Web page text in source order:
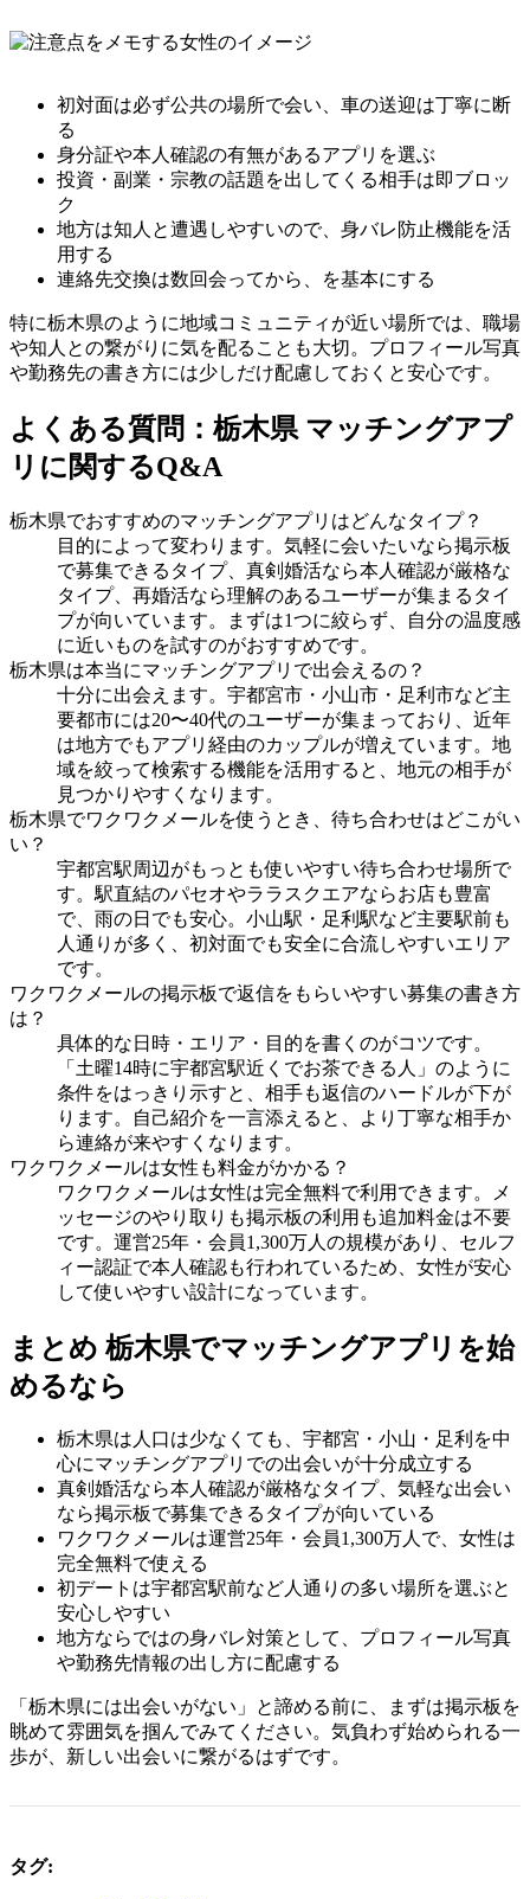
初対面は必ず公共の場所で会い、車の送迎は丁寧に断
る
身分証や本人確認の有無があるアプリを選ぶ
投資・副業・宗教の話題を出してくる相手は即ブロッ
ク
地方は知人と遭遇しやすいので、身バレ防止機能を活
用する
連絡先交換は数回会ってから、を基本にする
特に栃木県のように地域コミュニティが近い場所では、職場
や知人との繋がりに気を配ることも大切。プロフィール写真
や勤務先の書き方には少しだけ配慮しておくと安心です。
よくある質問：栃木県 マッチングアプ
リに関するQ&A
栃木県でおすすめのマッチングアプリはどんなタイプ？
目的によって変わります。気軽に会いたいなら掲示板
で募集できるタイプ、真剣婚活なら本人確認が厳格な
タイプ、再婚活なら理解のあるユーザーが集まるタイ
プが向いています。まずは1つに絞らず、自分の温度感
に近いものを試すのがおすすめです。
栃木県は本当にマッチングアプリで出会えるの？
十分に出会えます。宇都宮市・小山市・足利市など主
要都市には20〜40代のユーザーが集まっており、近年
は地方でもアプリ経由のカップルが増えています。地
域を絞って検索する機能を活用すると、地元の相手が
見つかりやすくなります。
栃木県でワクワクメールを使うとき、待ち合わせはどこがい
い？
宇都宮駅周辺がもっとも使いやすい待ち合わせ場所で
す。駅直結のパセオやララスクエアならお店も豊富
で、雨の日でも安心。小山駅・足利駅など主要駅前も
人通りが多く、初対面でも安全に合流しやすいエリア
です。
ワクワクメールの掲示板で返信をもらいやすい募集の書き方
は？
具体的な日時・エリア・目的を書くのがコツです。
「土曜14時に宇都宮駅近くでお茶できる人」のように
条件をはっきり示すと、相手も返信のハードルが下が
ります。自己紹介を一言添えると、より丁寧な相手か
ら連絡が来やすくなります。
ワクワクメールは女性も料金がかかる？
ワクワクメールは女性は完全無料で利用できます。メ
ッセージのやり取りも掲示板の利用も追加料金は不要
です。運営25年・会員1,300万人の規模があり、セルフ
ィー認証で本人確認も行われているため、女性が安心
して使いやすい設計になっています。
まとめ 栃木県でマッチングアプリを始
めるなら
栃木県は人口は少なくても、宇都宮・小山・足利を中
心にマッチングアプリでの出会いが十分成立する
真剣婚活なら本人確認が厳格なタイプ、気軽な出会い
なら掲示板で募集できるタイプが向いている
ワクワクメールは運営25年・会員1,300万人で、女性は
完全無料で使える
初デートは宇都宮駅前など人通りの多い場所を選ぶと
安心しやすい
地方ならではの身バレ対策として、プロフィール写真
や勤務先情報の出し方に配慮する
「栃木県には出会いがない」と諦める前に、まずは掲示板を
眺めて雰囲気を掴んでみてください。気負わず始められる一
歩が、新しい出会いに繋がるはずです。
タグ: